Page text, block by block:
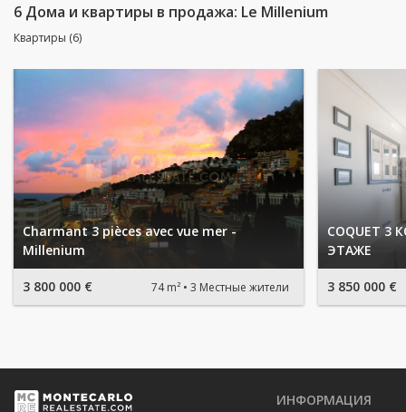
6 Дома и квартиры в продажа: Le Millenium
Квартиры (6)
Charmant 3 pièces avec vue mer -
Millenium
3 800 000 € 74 m² 3 Местные жители
COQUET
ЭТАЖЕ
3 850 000 €
ИНФОРМАЦИЯ